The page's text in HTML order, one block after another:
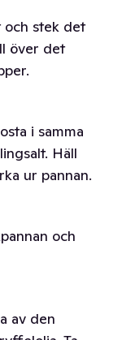
och stek det
över det
i samma
Häll
ur pannan.
och
av den